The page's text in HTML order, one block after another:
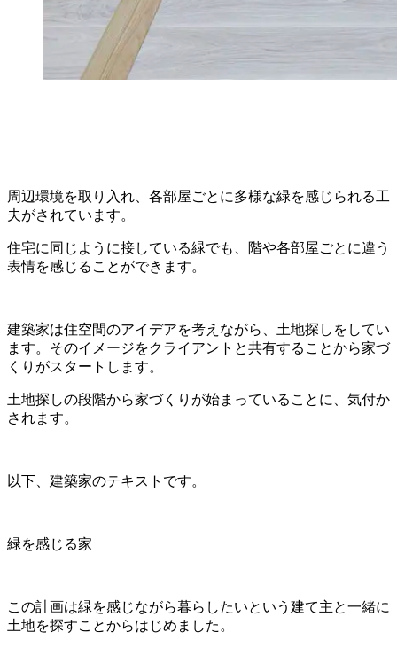
周辺環境を取り入れ、各部屋ごとに多様な緑を感じられる工
夫がされています。
住宅に同じように接している緑でも、階や各部屋ごとに違う
表情を感じることができます。
建築家は住空間のアイデアを考えながら、土地探しをしてい
ます。そのイメージをクライアントと共有することから家づ
くりがスタートします。
土地探しの段階から家づくりが始まっていることに、気付か
されます。
以下、建築家のテキストです。
緑を感じる家
この計画は緑を感じながら暮らしたいという建て主と一緒に
土地を探すことからはじめました。